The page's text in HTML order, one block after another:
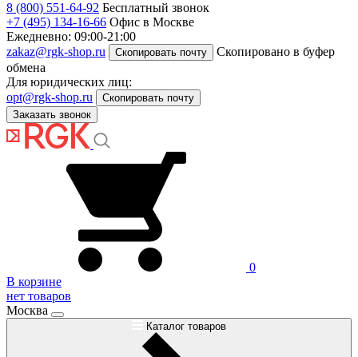
8 (800) 551-64-92 Бесплатный звонок
+7 (495) 134-16-66 Офис в Москве
Ежедневно: 09:00-21:00
zakaz@rgk-shop.ru
Скопировать почту
Скопировано в буфер
обмена
Для юридических лиц:
opt@rgk-shop.ru
Скопировать почту
Заказать звонок
0
В корзине
нет товаров
Москва
Каталог товаров